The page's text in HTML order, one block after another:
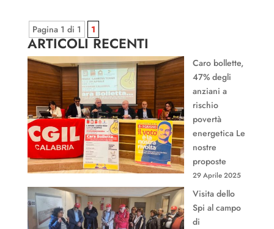
Pagina 1 di 1 1
ARTICOLI RECENTI
Caro bollette,
47% degli
anziani a
rischio
povertà
energetica Le
nostre
proposte
29 Aprile 2025
Visita dello
Spi al campo
di